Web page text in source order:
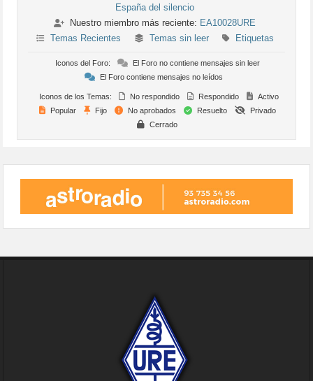
España del silencio
Nuestro miembro más reciente: EA10028URE
Temas Recientes
Temas sin leer Etiquetas
Iconos del Foro:
El Foro no contiene mensajes sin leer
El Foro contiene mensajes no leídos
Iconos de los Temas: No respondido Respondido
Activo
Popular
Fijo No aprobados Resuelto
Privado
Cerrado